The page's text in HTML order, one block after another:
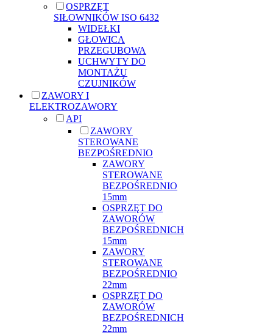
OSPRZĘT
SIŁOWNIKÓW ISO 6432
WIDEŁKI
GŁOWICA
PRZEGUBOWA
UCHWYTY DO
MONTAŻU
CZUJNIKÓW
ZAWORY I
ELEKTROZAWORY
API
ZAWORY
STEROWANE
BEZPOŚREDNIO
ZAWORY
STEROWANE
BEZPOŚREDNIO
15mm
OSPRZĘT DO
ZAWORÓW
BEZPOŚREDNICH
15mm
ZAWORY
STEROWANE
BEZPOŚREDNIO
22mm
OSPRZĘT DO
ZAWORÓW
BEZPOŚREDNICH
22mm